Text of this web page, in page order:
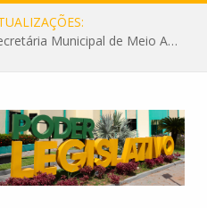
Câmara recebe palestra da Secretária Municipal de Meio Ambiente sobre as ações da “SEMANA DO MEIO AMBIENTE”